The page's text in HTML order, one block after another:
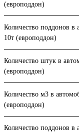
(европоддон)
Количество поддонов в
10т (европоддон)
Количество штук в
(европоддон)
Количество м3 в
(европоддон)
Количество поддонов в